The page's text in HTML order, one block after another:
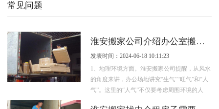
常见问题
淮安搬家公司介绍办公室搬迁的风水注意事项
发表时间：2024-06-18 10:11:23
1、地理环境方面。淮安搬家公司提醒，从风水
的角度来讲，办公场地讲究“生气”“旺气”和“人
气”。这里的“人气”不仅要考虑周围环境的人